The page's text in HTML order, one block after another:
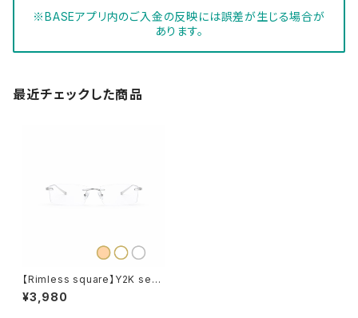
※BASEアプリ内のご入金の反映には誤差が生じる場合が
あります。
最近チェックした商品
【Rimless square】Y2K seri
es β
¥3,980